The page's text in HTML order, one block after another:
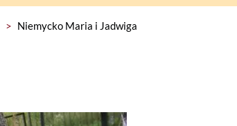
> Niemycko Maria i Jadwiga